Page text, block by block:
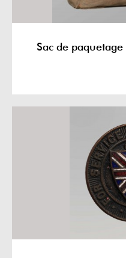
Sac de paquetage